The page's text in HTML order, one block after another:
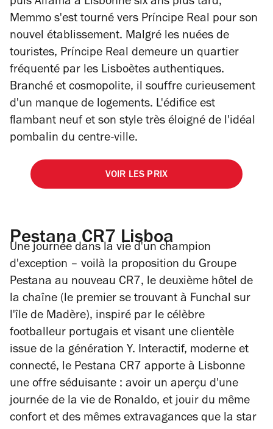
Memmo s'est tourné vers Príncipe Real pour son
nouvel établissement. Malgré les nuées de
touristes, Príncipe Real demeure un quartier
fréquenté par les Lisboètes authentiques.
Branché et cosmopolite, il souffre curieusement
d'un manque de logements. L'édifice est
flambant neuf et son style très éloigné de l'idéal
pombalin du centre-ville.
VOIR LES PRIX
Pestana CR7 Lisboa
Une journée dans la vie d'un champion
d'exception – voilà la proposition du Groupe
Pestana au nouveau CR7, le deuxième hôtel de
la chaîne (le premier se trouvant à Funchal sur
l'île de Madère), inspiré par le célèbre
footballeur portugais et visant une clientèle
issue de la génération Y. Interactif, moderne et
connecté, le Pestana CR7 apporte à Lisbonne
une offre séduisante : avoir un aperçu d'une
journée de la vie de Ronaldo, et jouir du même
confort et des mêmes extravagances que la star